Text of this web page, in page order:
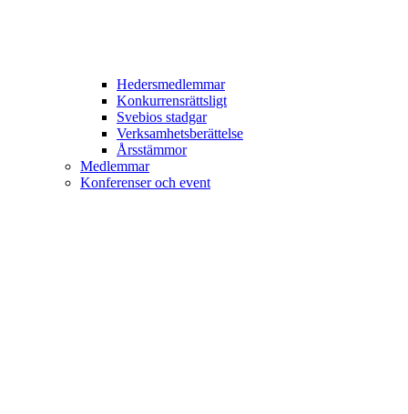
Hedersmedlemmar
Konkurrensrättsligt
Svebios stadgar
Verksamhetsberättelse
Årsstämmor
Medlemmar
Konferenser och event